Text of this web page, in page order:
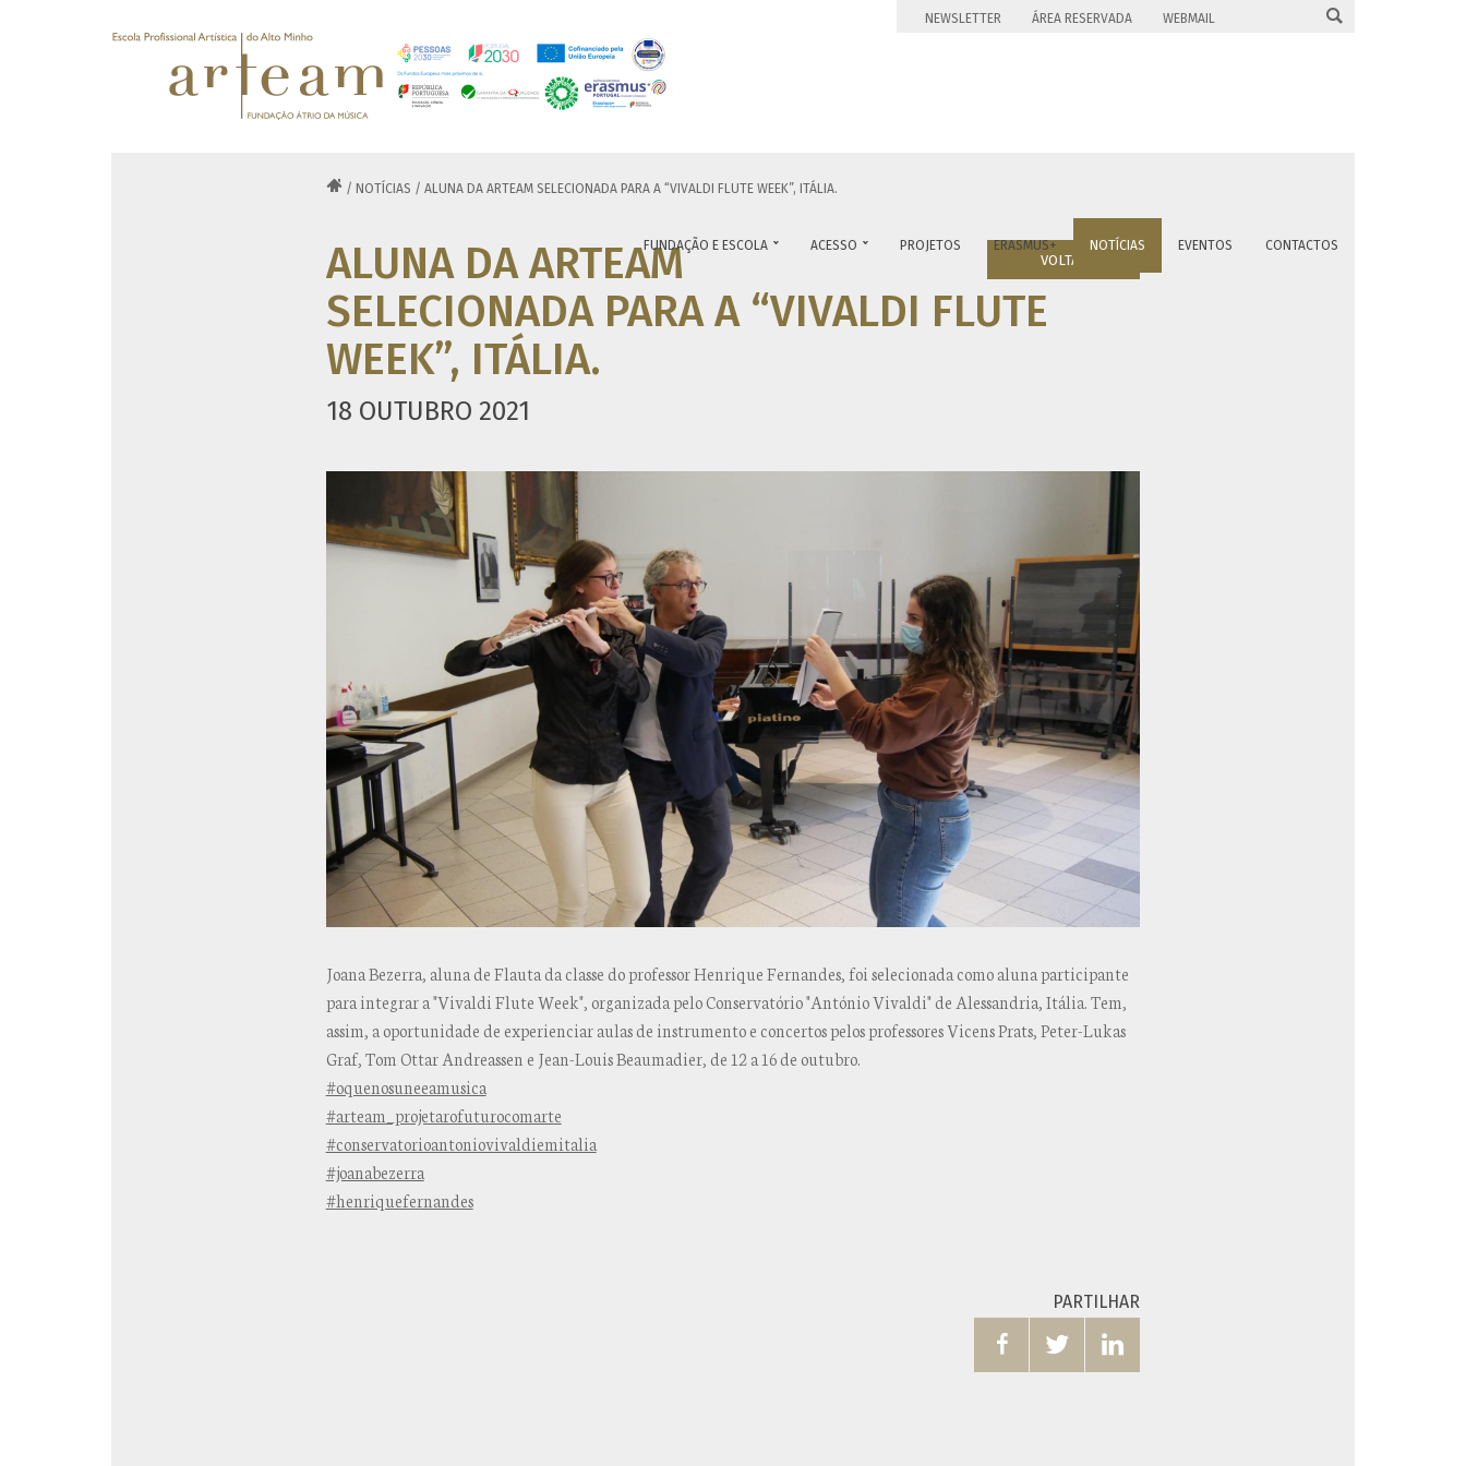
NEWSLETTER ÁREA RESERVADA WEBMAIL 
FUNDAÇÃO E ESCOLA  ACESSO  PROJETOS ERASMUS+ NOTÍCIAS EVENTOS CONTACTOS
 / NOTÍCIAS / ALUNA DA ARTEAM SELECIONADA PARA A “VIVALDI FLUTE WEEK”, ITÁLIA.
VOLTAR
ALUNA DA ARTEAM
SELECIONADA PARA A “VIVALDI FLUTE
WEEK”, ITÁLIA.
18 OUTUBRO 2021
Joana Bezerra, aluna de Flauta da classe do professor Henrique Fernandes, foi selecionada como aluna participante
para integrar a "Vivaldi Flute Week", organizada pelo Conservatório "António Vivaldi" de Alessandria, Itália. Tem,
assim, a oportunidade de experienciar aulas de instrumento e concertos pelos professores Vicens Prats, Peter-Lukas
Graf, Tom Ottar Andreassen e Jean-Louis Beaumadier, de 12 a 16 de outubro.
#oquenosuneeamusica
#arteam_projetarofuturocomarte
#conservatorioantoniovivaldiemitalia
#joanabezerra
#henriquefernandes
PARTILHAR
  